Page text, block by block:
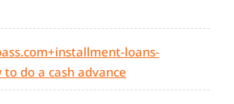
loans-
do a cash advance